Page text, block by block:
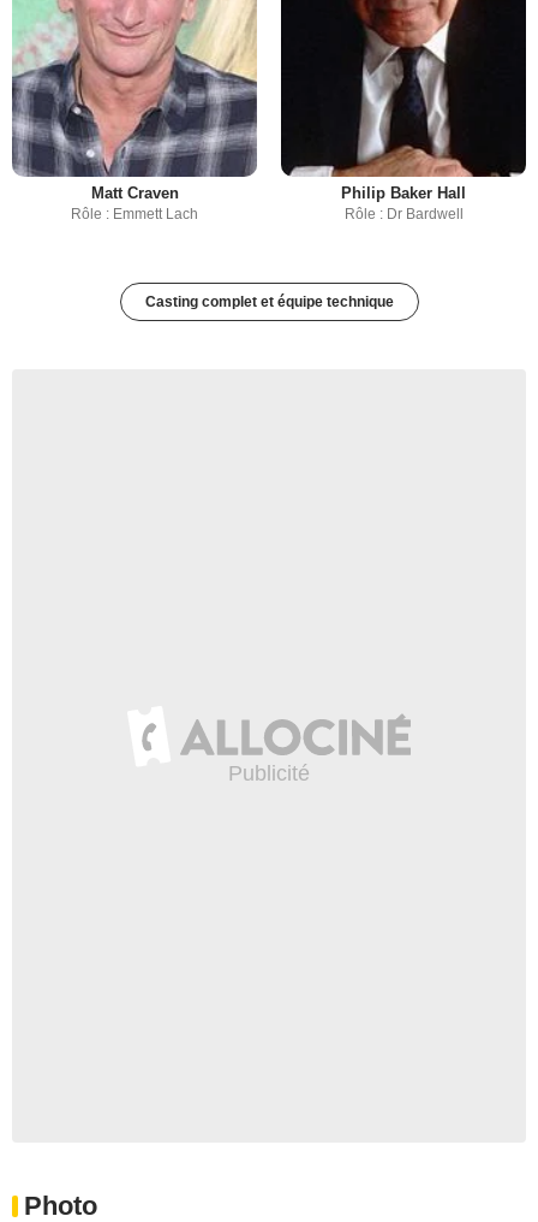
Matt Craven
Rôle : Emmett Lach
Philip Baker Hall
Rôle : Dr Bardwell
Casting complet et équipe technique
Photo